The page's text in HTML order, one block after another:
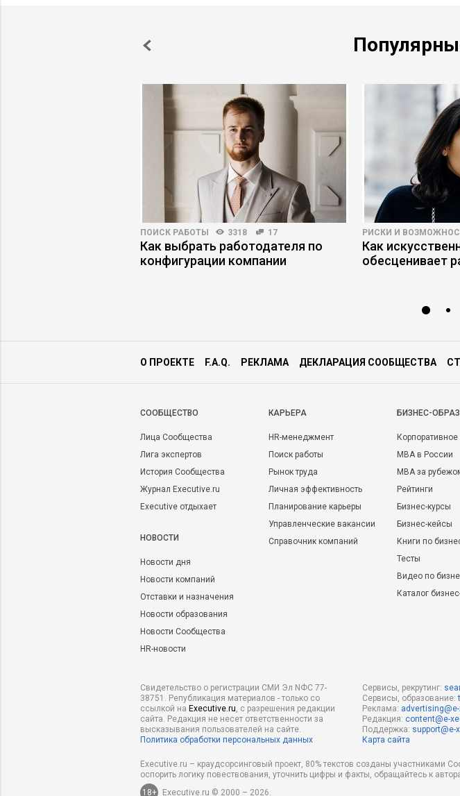
ПОИСК РАБОТЫ 3318 17
Как выбрать работодателя по
конфигурации компании
РИСКИ И
Как
обесценивает
О ПРОЕКТЕ F.A.Q. РЕКЛАМА ДЕКЛАРАЦИЯ СООБЩЕСТВА
CООБЩЕСТВО
Лица Сообщества
Лига экспертов
История Сообщества
Журнал Executive.ru
Executive отдыхает
НОВОСТИ
Новости дня
Новости компаний
Отставки и назначения
Новости образования
Новости Сообщества
HR-новости
КАРЬЕРА
HR-менеджмент
Поиск работы
Рынок труда
Личная эффективность
Планирование карьеры
Управленческие вакансии
Справочник компаний
БИЗНЕС-
MBA в России
MBA за
Рейтинги
Бизнес-курсы
Бизнес-кейсы
Книги по
Тесты
Видео по
Каталог
Свидетельство о регистрации СМИ Эл NФС 77-
38751. Републикация материалов - только со
ссылкой на Executive.ru, с разрешения редакции
сайта. Редакция не несет ответственности за
высказывания пользователей на сайте.
Политика обработки персональных данных
Сервисы, рекрутинг:
Сервисы, образование:
Реклама:
Редакция: content@e-
Поддержка: support@e-
Карта сайта
Executive.ru – краудсорсинговый проект, 80% текстов созданы участниками
оспорить логику повествования, уточнить цифры и факты, обращайтесь к
18+
Executive.ru © 2000 – 2026.